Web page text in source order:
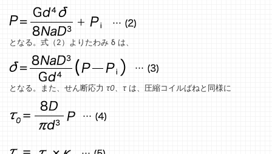
となる。式（2）よりたわみ δ は、
となる。また、せん断応力 τ0、τは、圧縮コイルばねと同様に